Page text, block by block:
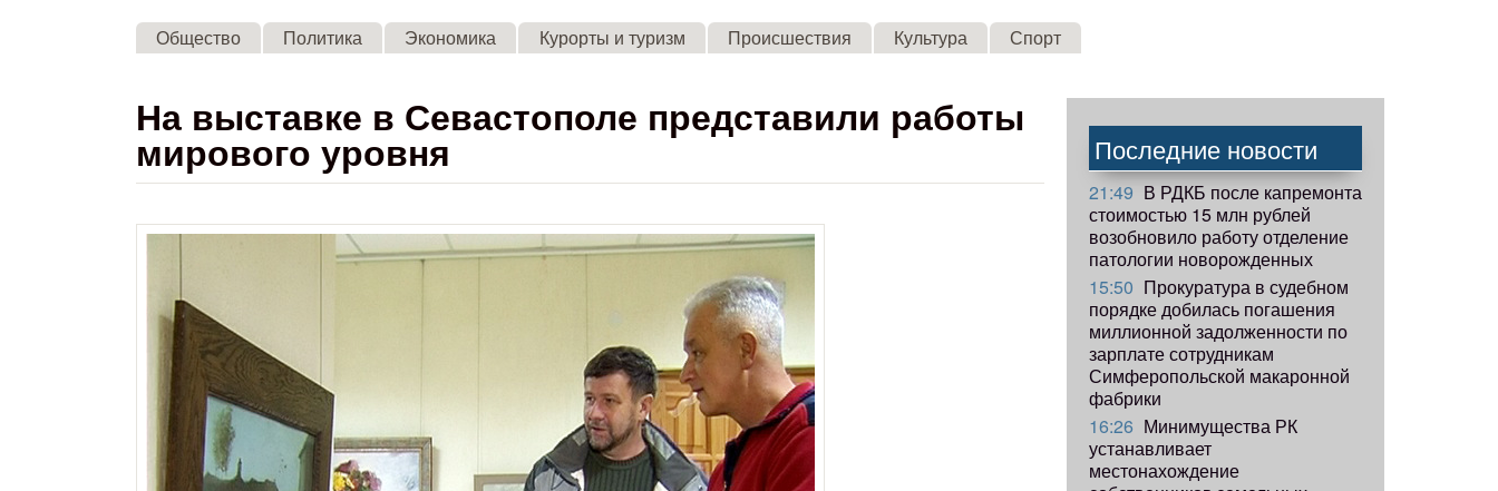
Skip to main content
Общество Политика Экономика Курорты и туризм Происшествия Культура Спорт
На выставке в Севастополе представили работы
мирового уровня Последние новости
21:49 В РДКБ после капремонта
стоимостью 15 млн рублей
возобновило работу отделение
патологии новорожденных
15:50 Прокуратура в судебном
порядке добилась погашения
миллионной задолженности по
зарплате сотрудникам
Симферопольской макаронной
фабрики
16:26 Минимущества РК
устанавливает
местонахождение